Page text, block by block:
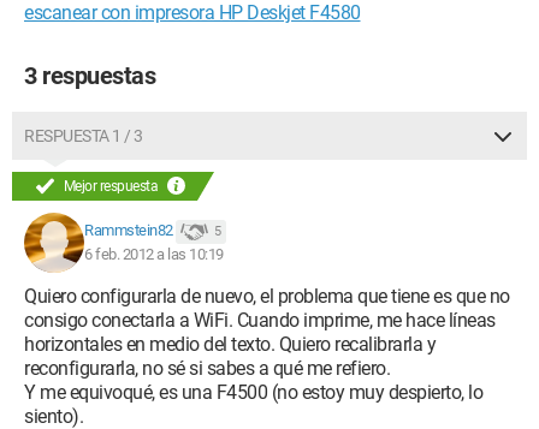
escanear con impresora HP Deskjet F4580
3 respuestas
RESPUESTA 1 / 3
Mejor respuesta
Rammstein82 5
6 feb. 2012 a las 10:19
Quiero configurarla de nuevo, el problema que tiene es que no
consigo conectarla a WiFi. Cuando imprime, me hace líneas
horizontales en medio del texto. Quiero recalibrarla y
reconfigurarla, no sé si sabes a qué me refiero.
Y me equivoqué, es una F4500 (no estoy muy despierto, lo
siento).